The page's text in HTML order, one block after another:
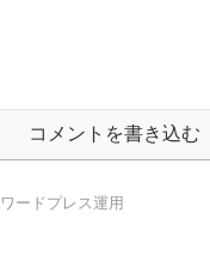
コメントを書き込む
ワードプレス運用